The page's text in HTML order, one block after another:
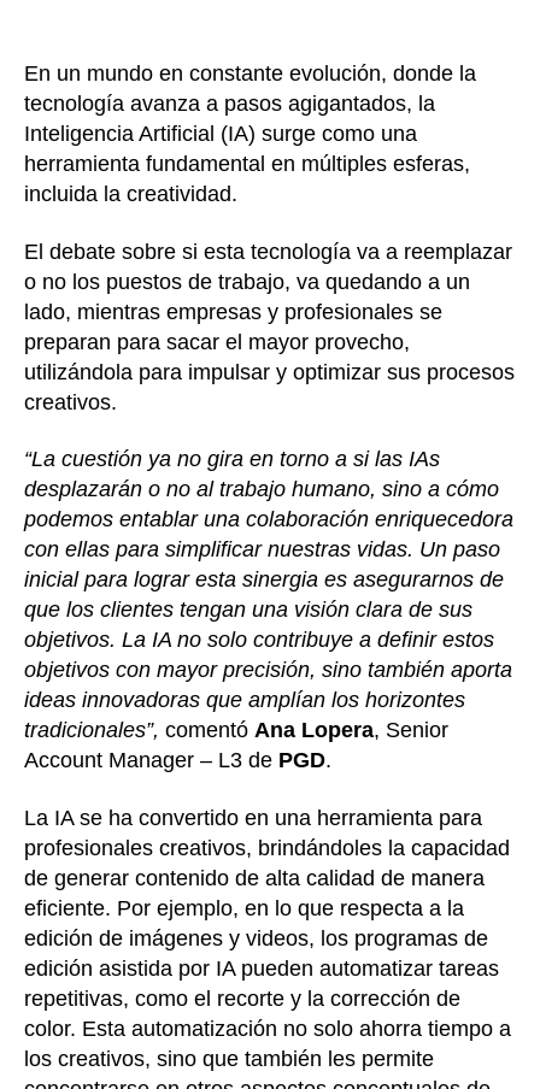
En un mundo en constante evolución, donde la
tecnología avanza a pasos agigantados, la
Inteligencia Artificial (IA) surge como una
herramienta fundamental en múltiples esferas,
incluida la creatividad.
El debate sobre si esta tecnología va a reemplazar
o no los puestos de trabajo, va quedando a un
lado, mientras empresas y profesionales se
preparan para sacar el mayor provecho,
utilizándola para impulsar y optimizar sus procesos
creativos.
“La cuestión ya no gira en torno a si las IAs
desplazarán o no al trabajo humano, sino a cómo
podemos entablar una colaboración enriquecedora
con ellas para simplificar nuestras vidas. Un paso
inicial para lograr esta sinergia es asegurarnos de
que los clientes tengan una visión clara de sus
objetivos. La IA no solo contribuye a definir estos
objetivos con mayor precisión, sino también aporta
ideas innovadoras que amplían los horizontes
tradicionales”, comentó Ana Lopera, Senior
Account Manager – L3 de PGD.
La IA se ha convertido en una herramienta para
profesionales creativos, brindándoles la capacidad
de generar contenido de alta calidad de manera
eficiente. Por ejemplo, en lo que respecta a la
edición de imágenes y videos, los programas de
edición asistida por IA pueden automatizar tareas
repetitivas, como el recorte y la corrección de
color. Esta automatización no solo ahorra tiempo a
los creativos, sino que también les permite